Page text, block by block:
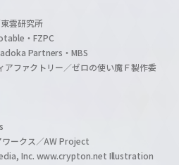
雲研究所
・FZPC
Partners・MBS
ファクトリー／ゼロの使い魔Ｆ製作委
ークス／AW Project
Inc. www.crypton.net Illustration